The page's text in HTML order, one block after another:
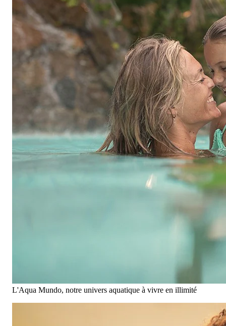
L'Aqua Mundo, notre univers aquatique à vivre en illimité